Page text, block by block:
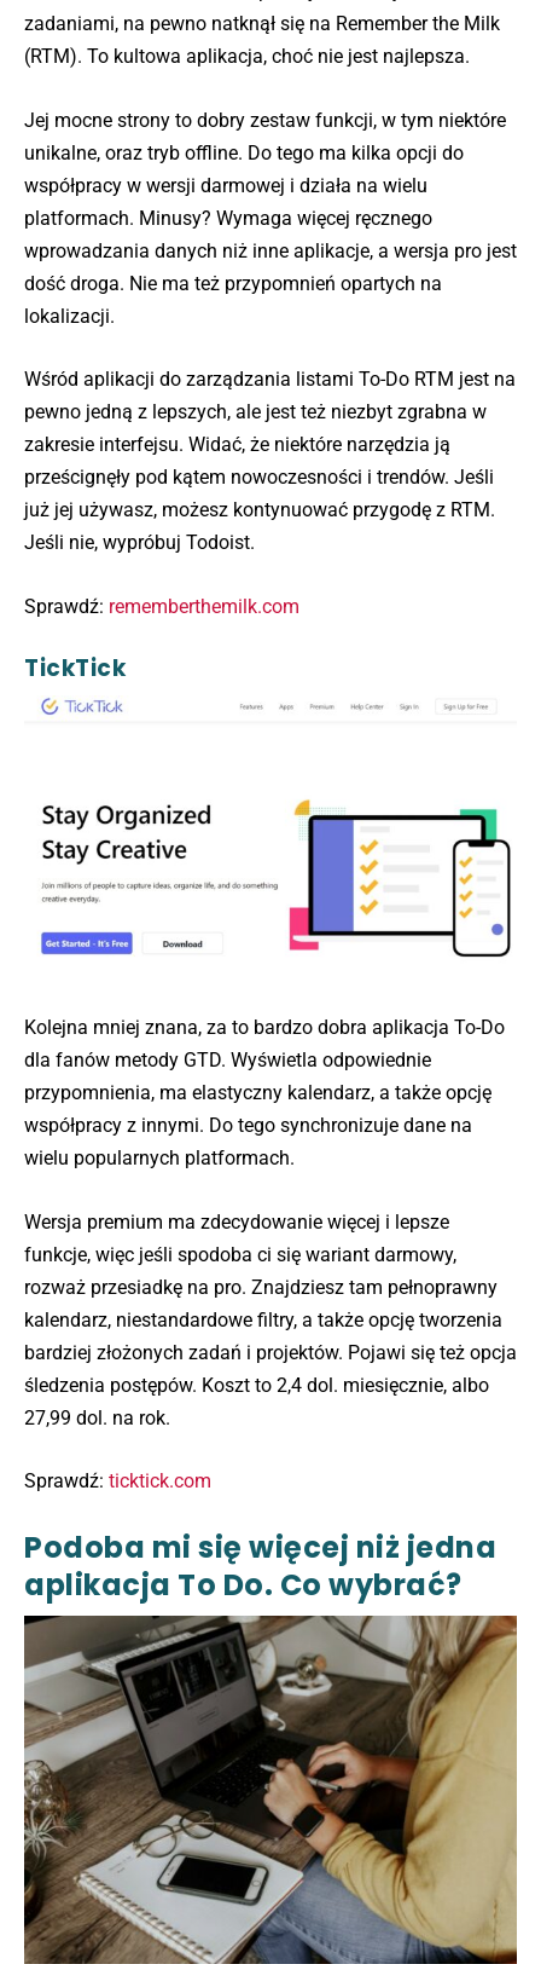
zadaniami, na pewno natknął się na Remember the Milk
(RTM). To kultowa aplikacja, choć nie jest najlepsza.
Jej mocne strony to dobry zestaw funkcji, w tym niektóre
unikalne, oraz tryb offline. Do tego ma kilka opcji do
współpracy w wersji darmowej i działa na wielu
platformach. Minusy? Wymaga więcej ręcznego
wprowadzania danych niż inne aplikacje, a wersja pro jest
dość droga. Nie ma też przypomnień opartych na
lokalizacji.
Wśród aplikacji do zarządzania listami To-Do RTM jest na
pewno jedną z lepszych, ale jest też niezbyt zgrabna w
zakresie interfejsu. Widać, że niektóre narzędzia ją
prześcignęły pod kątem nowoczesności i trendów. Jeśli
już jej używasz, możesz kontynuować przygodę z RTM.
Jeśli nie, wypróbuj Todoist.
Sprawdź: rememberthemilk.com
TickTick
Kolejna mniej znana, za to bardzo dobra aplikacja To-Do
dla fanów metody GTD. Wyświetla odpowiednie
przypomnienia, ma elastyczny kalendarz, a także opcję
współpracy z innymi. Do tego synchronizuje dane na
wielu popularnych platformach.
Wersja premium ma zdecydowanie więcej i lepsze
funkcje, więc jeśli spodoba ci się wariant darmowy,
rozważ przesiadkę na pro. Znajdziesz tam pełnoprawny
kalendarz, niestandardowe filtry, a także opcję tworzenia
bardziej złożonych zadań i projektów. Pojawi się też opcja
śledzenia postępów. Koszt to 2,4 dol. miesięcznie, albo
27,99 dol. na rok.
Sprawdź: ticktick.com
Podoba mi się więcej niż jedna
aplikacja To Do. Co wybrać?